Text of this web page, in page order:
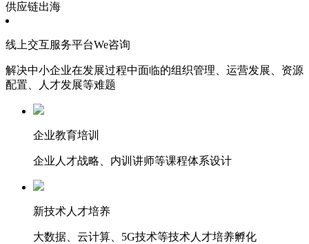
供应链出海
线上交互服务平台We咨询
解决中小企业在发展过程中面临的组织管理、运营发展、资源
配置、人才发展等难题
企业教育培训
企业人才战略、内训讲师等课程体系设计
新技术人才培养
大数据、云计算、5G技术等技术人才培养孵化